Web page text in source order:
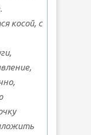
косой, с